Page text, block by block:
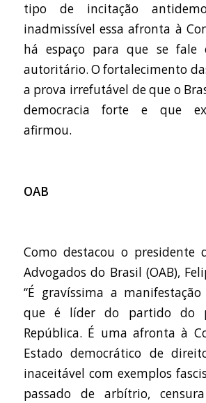
tipo de incitação
inadmissível essa afronta à
há espaço para que se fale
autoritário. O fortalecimento
a prova irrefutável de que o
democracia forte e que
afirmou.
OAB
Como destacou o presidente
Advogados do Brasil (OAB),
“É gravíssima a
que é líder do partido do
República. É uma afronta à
Estado democrático de
inaceitável com exemplos
passado de arbítrio,